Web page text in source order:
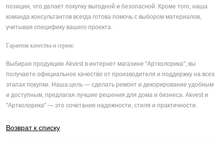
позиции, что делает покупку выгодной и безопасной. Кроме того, наша
команда консультантов всегда готова помочь с выбором материалов,
учитывая специфику вашего проекта.
Гарантия качества и сервис
Выбирая продукцию Akvest в интернет магазине "Артколорика", вы
получаете официальное качество от производителя и поддержку на всех
этапах покупки. Наша цель — сделать ремонт и декорирование удобным
и доступным, предлагая лучшие решения для дома и бизнеса. Akvest и
"Артколорика" — это сочетание надежности, стиля и практичности.
Возврат к списку